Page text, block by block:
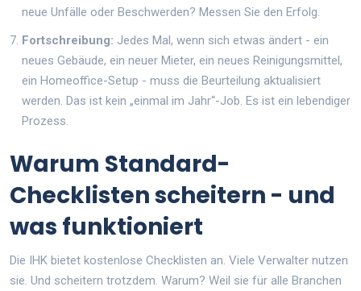
neue Unfälle oder Beschwerden? Messen Sie den Erfolg.
Fortschreibung: Jedes Mal, wenn sich etwas ändert - ein
neues Gebäude, ein neuer Mieter, ein neues Reinigungsmittel,
ein Homeoffice-Setup - muss die Beurteilung aktualisiert
werden. Das ist kein „einmal im Jahr“-Job. Es ist ein lebendiger
Prozess.
Warum Standard-
Checklisten scheitern - und
was funktioniert
Die IHK bietet kostenlose Checklisten an. Viele Verwalter nutzen
sie. Und scheitern trotzdem. Warum? Weil sie für alle Branchen